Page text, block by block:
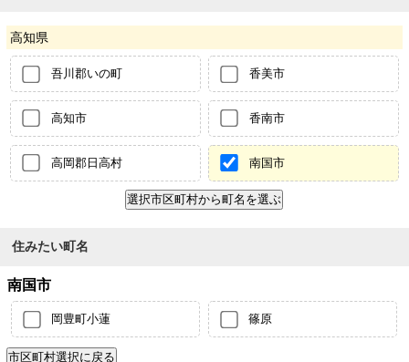
高知県
吾川郡いの町 香美市
高知市 香南市
高岡郡日高村 南国市
住みたい町名
南国市
岡豊町小蓮 篠原